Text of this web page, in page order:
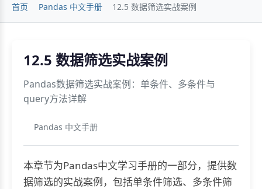
首页 Pandas 中文手册 12.5 数据筛选实战案例
12.5 数据筛选实战案例
Pandas数据筛选实战案例：单条件、多条件与
query方法详解
Pandas 中文手册
本章节为Pandas中文学习手册的一部分，提供数
据筛选的实战案例，包括单条件筛选、多条件筛